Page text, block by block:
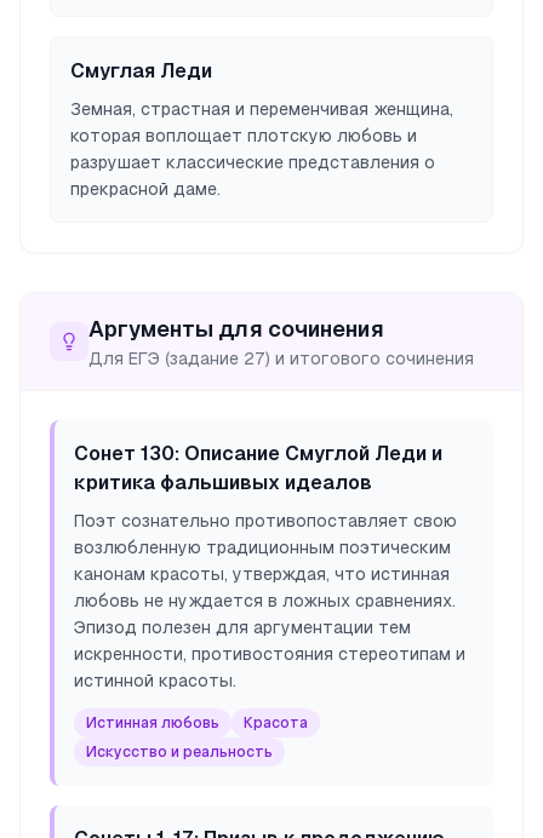
Смуглая Леди
Земная, страстная и переменчивая женщина,
которая воплощает плотскую любовь и
разрушает классические представления о
прекрасной даме.
Аргументы для сочинения
Для ЕГЭ (задание 27) и итогового сочинения
Сонет 130: Описание Смуглой Леди и
критика фальшивых идеалов
Поэт сознательно противопоставляет свою
возлюбленную традиционным поэтическим
канонам красоты, утверждая, что истинная
любовь не нуждается в ложных сравнениях.
Эпизод полезен для аргументации тем
искренности, противостояния стереотипам и
истинной красоты.
Истинная любовь
Красота
Искусство и реальность